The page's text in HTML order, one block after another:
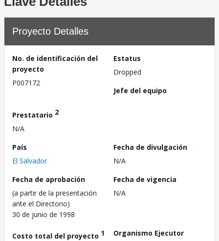
Proyecto Detalles
No. de identificación del
proyecto
P007172
Estatus
Dropped
Jefe del equipo
Prestatario 2
N/A
País
El Salvador
Fecha de divulgación
N/A
Fecha de aprobación
(a partir de la presentación
ante el Directorio)
30 de junio de 1998
Fecha de vigencia
N/A
Costo total del proyecto 1
Organismo Ejecutor